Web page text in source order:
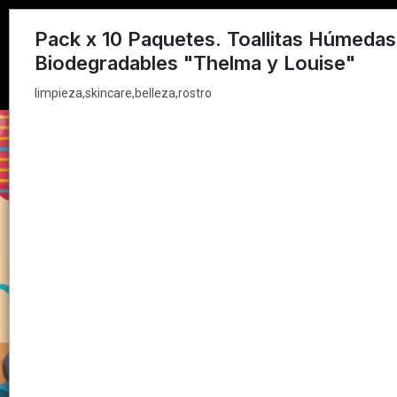
limpieza,skincare,belleza,rostro
Pack x 10 Paquetes. Toallitas Húmedas
Biodegradables "Thelma y Louise"
limpieza,skincare,belleza,rostro